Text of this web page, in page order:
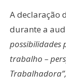
A declaração
durante a
possibilidades
trabalho –
Trabalhadora”,